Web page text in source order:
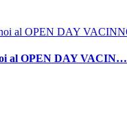
al OPEN DAY VACIN…